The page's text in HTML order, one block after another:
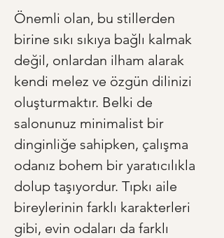
Önemli olan, bu stillerden
birine sıkı sıkıya bağlı kalmak
değil, onlardan ilham alarak
kendi melez ve özgün dilinizi
oluşturmaktır. Belki de
salonunuz minimalist bir
dinginliğe sahipken, çalışma
odanız bohem bir yaratıcılıkla
dolup taşıyordur. Tıpkı aile
bireylerinin farklı karakterleri
gibi, evin odaları da farklı